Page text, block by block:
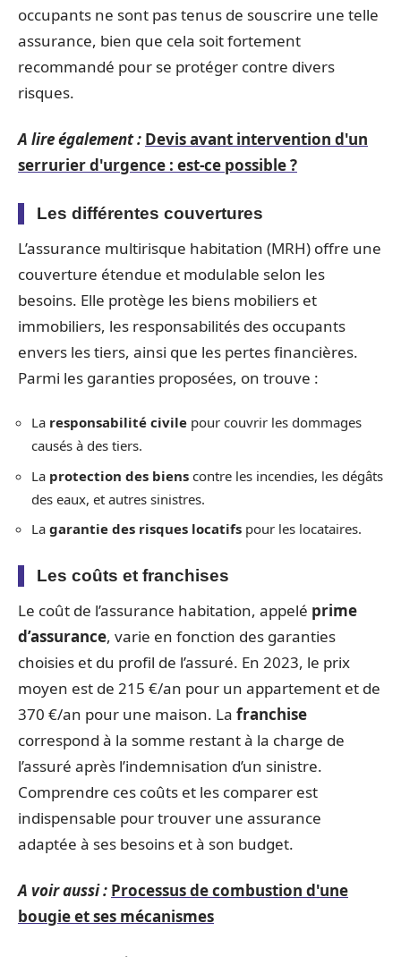
occupants ne sont pas tenus de souscrire une telle
assurance, bien que cela soit fortement
recommandé pour se protéger contre divers
risques.
A lire également : Devis avant intervention d'un
serrurier d'urgence : est-ce possible ?
Les différentes couvertures
L’assurance multirisque habitation (MRH) offre une
couverture étendue et modulable selon les
besoins. Elle protège les biens mobiliers et
immobiliers, les responsabilités des occupants
envers les tiers, ainsi que les pertes financières.
Parmi les garanties proposées, on trouve :
La responsabilité civile pour couvrir les dommages
causés à des tiers.
La protection des biens contre les incendies, les dégâts
des eaux, et autres sinistres.
La garantie des risques locatifs pour les locataires.
Les coûts et franchises
Le coût de l’assurance habitation, appelé prime
d’assurance, varie en fonction des garanties
choisies et du profil de l’assuré. En 2023, le prix
moyen est de 215 €/an pour un appartement et de
370 €/an pour une maison. La franchise
correspond à la somme restant à la charge de
l’assuré après l’indemnisation d’un sinistre.
Comprendre ces coûts et les comparer est
indispensable pour trouver une assurance
adaptée à ses besoins et à son budget.
A voir aussi : Processus de combustion d'une
bougie et ses mécanismes